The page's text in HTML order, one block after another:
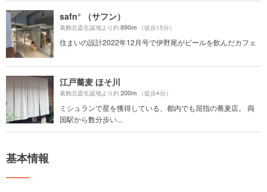
safn° （サフン）
葛飾北斎生誕地より約890m （徒歩15分）
住まいの設計2022年12月号で伊野尾がビールを飲んだカフェ
江戸蕎麦 ほそ川
葛飾北斎生誕地より約200m （徒歩4分）
ミシュランで星を獲得している、都内でも屈指の蕎麦店。 両
国駅から数分歩い...
基本情報